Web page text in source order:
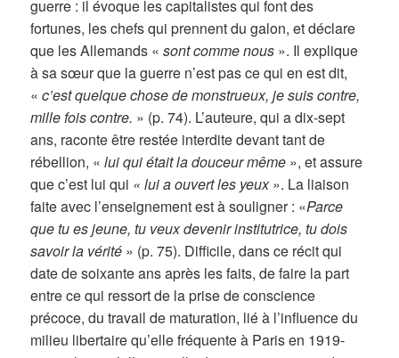
guerre : il évoque les capitalistes qui font des
fortunes, les chefs qui prennent du galon, et déclare
que les Allemands «sont comme nous ». Il explique
à sa sœur que la guerre n’est pas ce qui en est dit,
«c’est quelque chose de monstrueux, je suis contre,
mille fois contre. » (p. 74). L’auteure, qui a dix-sept
ans, raconte être restée interdite devant tant de
rébellion, «lui qui était la douceur même », et assure
que c’est lui qui « lui a ouvert les yeux». La liaison
faite avec l’enseignement est à souligner : «Parce
que tu es jeune, tu veux devenir institutrice, tu dois
savoir la vérité » (p. 75). Difficile, dans ce récit qui
date de soixante ans après les faits, de faire la part
entre ce qui ressort de la prise de conscience
précoce, du travail de maturation, lié à l’influence du
milieu libertaire qu’elle fréquente à Paris en 1919-